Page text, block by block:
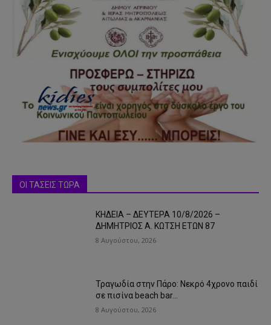
ΟΙ ΤΑΣΕΙΣ ΤΩΡΑ
ΚΗΔΕΙΑ – ΔΕΥΤΕΡΑ 10/8/2026 –
ΔΗΜΗΤΡΙΟΣ Α. ΚΩΤΣΗ ΕΤΩΝ 87
8 Αυγούστου, 2026
Τραγωδία στην Πάρο: Νεκρό 4χρονο παιδί
σε πισίνα beach bar…
8 Αυγούστου, 2026